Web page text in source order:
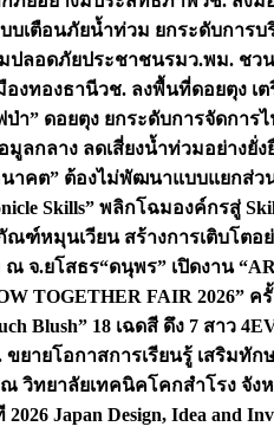
บเตือนภัยน้ำท่วม ยกระดับกา
ปลอดภัยประชาชนรมว.พม. ชวน
องทองธานีวช. ลงพื้นที่ดอยตุง เ
” ดอยตุง ยกระดับการจัดการ
ลกลาง ลดเสี่ยงน้ำท่วมอย่างยั่ง
นาคต” ต้องไม่พัฒนาแบบแยกส่
Skills” พลิกโฉมองค์กรสู่
ณฑ์หมุนเวียน สร้างการเติบโตอ
ณ จ.ยโสธร“ดนุพร” เปิดงาน
TOGETHER FAIR
Blush” 18 เฉดสี ดึง 7 สาว
ขยายโอกาสการเรียนรู้ เสริมทัก
ณ วิทยาลัยเทคนิคโคกสำโรง จัง
Japan Design, Idea and